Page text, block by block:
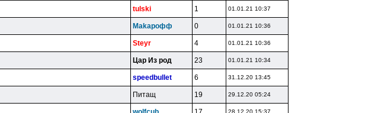
tulski 1 01.01.21 10:37
Makapoфф 0 01.01.21 10:36
Steyr 4 01.01.21 10:36
Цар Из род 23 01.01.21 10:34
speedbullet 6 31.12.20 13:45
Питaщ 19 29.12.20 05:24
28.12.20 15:37